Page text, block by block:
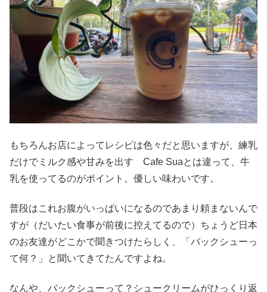
もちろんお店によってレシピは色々だと思いますが、練乳
だけでミルク感や甘みを出す Cafe Suaとは違って、牛
乳を使ってるのがポイント。優しい味わいです。
普段はこれお腹がいっぱいになるのであまり頼まないんで
すが（だいたい食事が前後に控えてるので）ちょうど日本
のお友達がどこかで聞きつけたらしく、「バックシューっ
て何？」と聞いてきてたんですよね。
なんや、バックシューって？シュークリームがひっくり返